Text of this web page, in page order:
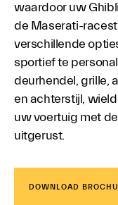
waardoor uw
de Maserati-
verschillende
sportief te
deurhendel, grille,
en achterstijl,
uw voertuig met
uitgerust.
DOWNLOAD